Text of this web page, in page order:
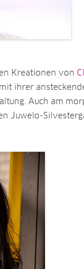
Kreationen von
ihrer
Auch am
Juwelo-